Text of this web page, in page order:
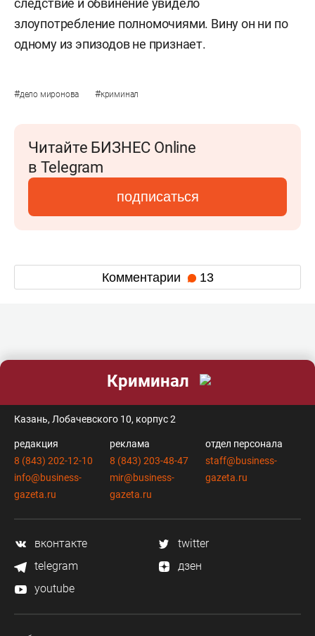
следствие и обвинение увидело
злоупотребление полномочиями. Вину он ни по
одному из эпизодов не признает.
#дело миронова #криминал
Читайте БИЗНЕС Online
в Telegram
подписаться
Комментарии 13
Криминал
Казань, Лобачевского 10, корпус 2
редакция
8 (843) 202-12-10
info@business-
gazeta.ru
реклама
8 (843) 203-48-47
mir@business-
gazeta.ru
отдел персонала
staff@business-
gazeta.ru
вконтакте
twitter
telegram
дзен
youtube